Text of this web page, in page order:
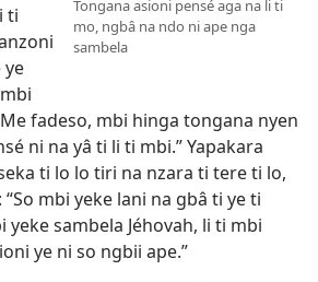
Tongana asioni pensé aga na li ti
mo, ngbâ na ndo ni ape nga
sambela
ti
ye
fadeso, mbi hinga tongana nyen
ni na yâ ti li ti mbi.” Yapakara
ti lo lo tiri na nzara ti tere ti lo,
mbi yeke lani na gbâ ti ye ti
sambela Jéhovah, li ti mbi
ye ni so ngbii ape.”